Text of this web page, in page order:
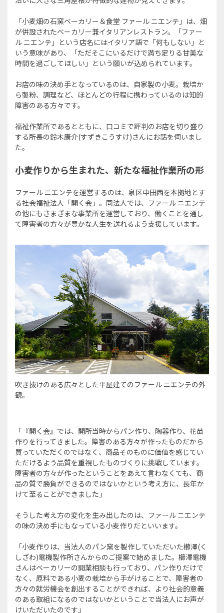
「小麦畑の石窯ベーカリー＆食堂 ファール ニエンテ」は、畑
が併設されたベーカリー兼イタリアンレストラン。「ファー
ル ニエンテ」という店名にはイタリア語で「何もしない」と
いう意味があり、「ただそこにいるだけで満ち足りる甘美な
時間を過ごしてほしい」という願いが込められています。
お店の味の決め手となっているのは、自家製の小麦。栽培か
ら製粉、調理など、ほとんどの行程に携わっているのは知的
障害のある方々です。
福祉作業所であるとともに、口コミで評判のお店を切り盛り
する所長の鈴木康介(すずきこうすけ)さんにお話を伺いまし
た。
小麦作りから生まれた、新たな福祉作業所の形
ファール ニエンテを運営するのは、泉区中田西を本拠地とす
る社会福祉法人「開く会」。同法人では、ファール ニエンテ
の他にもさまざまな事業所を運営しており、働くことを通し
て障害者の方々が豊かな人生を送れるよう支援しています。
吹き抜けのある広々とした平屋建てのファール ニエンテの外
観。
「『開く会』では、開所当時からパン作り、陶器作り、花苗
作りを行ってきました。障害のある方々が作ったものだから
買っていただくのではなく、商品そのものに価値を感じてい
ただけるよう品質を重視したものづくりに挑戦しています。
障害者の方々が作ったということをあえて言わなくても、商
品の質で勝負ができるのではないかという考え方に、長年か
けて至ることができました」
そうした考え方の変化を生み出したのは、ファール ニエンテ
の味の決め手にもなっている小麦作りだといいます。
「小麦作りは、当法人のパン窯を製作していただいた櫛澤(く
しざわ)電機製作所さんからのご提案で始めました。櫛澤電機
さんはベーカリーの開業相談も行っており、パン作りだけで
なく、原料である小麦の栽培から手がけることで、障害者の
方々の就労機会を創出することができれば、より社会的意義
のある取組になるのではないかということで当法人にお声が
けいただいたのです」